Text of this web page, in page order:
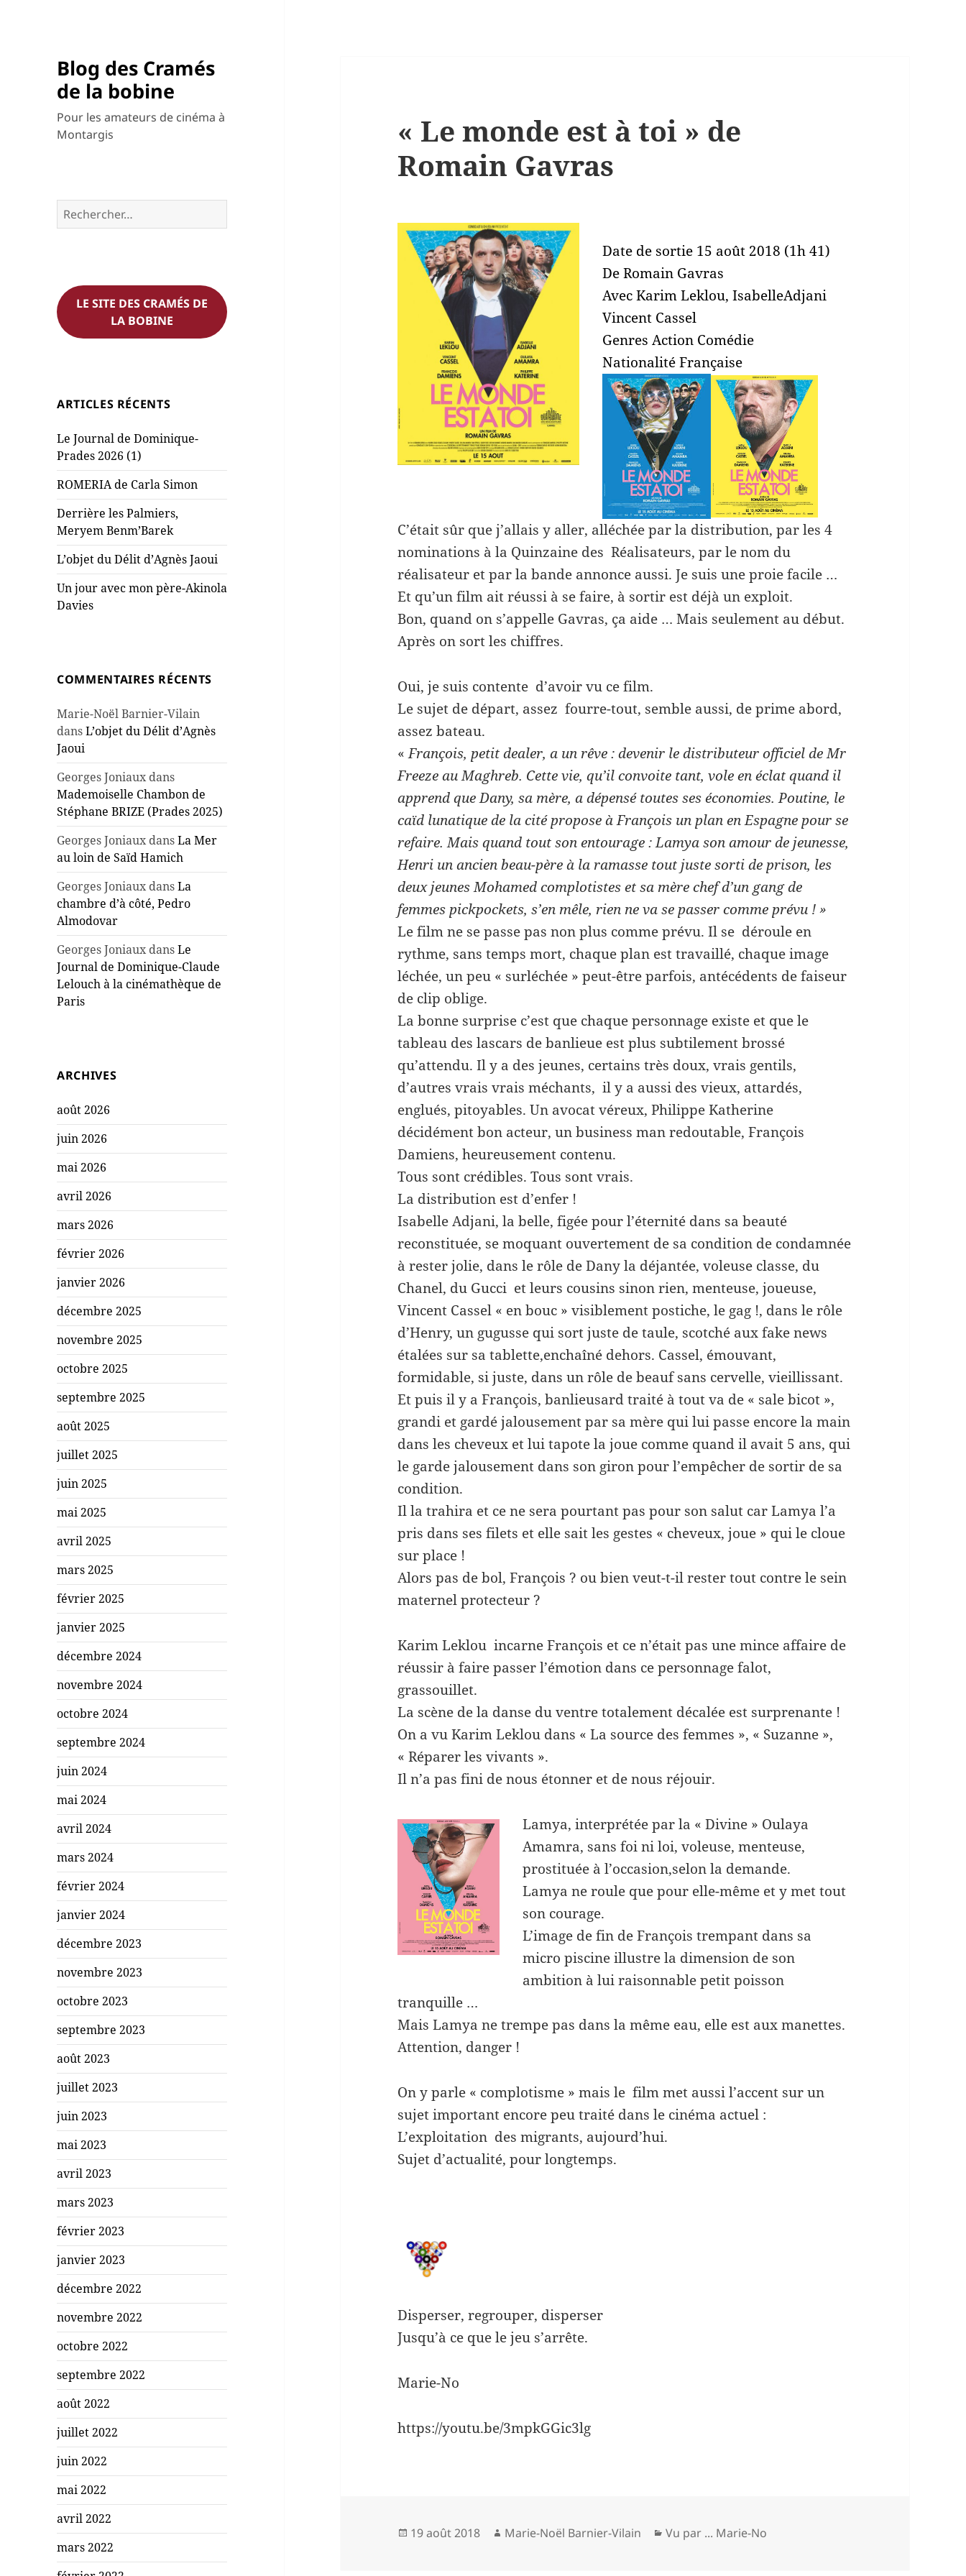
Blog des Cramés
de la bobine
Pour les amateurs de cinéma à
Montargis
Rechercher :
LE SITE DES CRAMÉS DE
LA BOBINE
ARTICLES RÉCENTS
Le Journal de Dominique-
Prades 2026 (1)
ROMERIA de Carla Simon
Derrière les Palmiers,
Meryem Benm’Barek
L’objet du Délit d’Agnès Jaoui
Un jour avec mon père-Akinola
Davies
COMMENTAIRES RÉCENTS
Marie-Noël Barnier-Vilain
dansL’objet du Délit d’Agnès
Jaoui
Georges Joniaux dans
Mademoiselle Chambon de
Stéphane BRIZE (Prades 2025)
Georges Joniaux dansLa Mer
au loin de Saïd Hamich
Georges Joniaux dansLa
chambre d’à côté, Pedro
Almodovar
Georges Joniaux dansLe
Journal de Dominique-Claude
Lelouch à la cinémathèque de
Paris
ARCHIVES
août 2026
juin 2026
mai 2026
avril 2026
mars 2026
février 2026
janvier 2026
décembre 2025
novembre 2025
octobre 2025
septembre 2025
août 2025
juillet 2025
juin 2025
mai 2025
avril 2025
mars 2025
février 2025
janvier 2025
décembre 2024
novembre 2024
octobre 2024
septembre 2024
juin 2024
mai 2024
avril 2024
mars 2024
février 2024
janvier 2024
décembre 2023
novembre 2023
octobre 2023
septembre 2023
août 2023
juillet 2023
juin 2023
mai 2023
avril 2023
mars 2023
février 2023
janvier 2023
décembre 2022
novembre 2022
octobre 2022
septembre 2022
août 2022
juillet 2022
juin 2022
mai 2022
avril 2022
mars 2022
« Le monde est à toi » de
Romain Gavras
Date de sortie 15 août 2018 (1h 41)
DeRomain Gavras
AvecKarim Leklou, IsabelleAdjani
Vincent Cassel
Genres Action Comédie
Nationalité Française
C’était sûr que j’allais y aller, alléchée par la distribution, par les 4
nominations à la Quinzaine des Réalisateurs, par le nom du
réalisateur et par la bande annonce aussi. Je suis une proie facile …
Et qu’un film ait réussi à se faire, à sortir est déjà un exploit.
Bon, quand on s’appelle Gavras, ça aide … Mais seulement au début.
Après on sort les chiffres.
Oui, je suis contente d’avoir vu ce film.
Le sujet de départ, assez fourre-tout, semble aussi, de prime abord,
assez bateau.
«François, petit dealer, a un rêve : devenir le distributeur officiel de Mr
Freeze au Maghreb. Cette vie, qu’il convoite tant, vole en éclat quand il
apprend que Dany, sa mère, a dépensé toutes ses économies. Poutine, le
caïd lunatique de la cité propose à François un plan en Espagne pour se
refaire. Mais quand tout son entourage : Lamya son amour de jeunesse,
Henri un ancien beau-père à la ramasse tout juste sorti de prison, les
deux jeunes Mohamed complotistes et sa mère chef d’un gang de
femmes pickpockets, s’en mêle, rien ne va se passer comme prévu ! »
Le film ne se passe pas non plus comme prévu. Il se déroule en
rythme, sans temps mort, chaque plan est travaillé, chaque image
léchée, un peu « surléchée » peut-être parfois, antécédents de faiseur
de clip oblige.
La bonne surprise c’est que chaque personnage existe et que le
tableau des lascars de banlieue est plus subtilement brossé
qu’attendu. Il y a des jeunes, certains très doux, vrais gentils,
d’autres vrais vrais méchants, il y a aussi des vieux, attardés,
englués, pitoyables. Un avocat véreux, Philippe Katherine
décidément bon acteur, un business man redoutable, François
Damiens, heureusement contenu.
Tous sont crédibles. Tous sont vrais.
La distribution est d’enfer !
Isabelle Adjani, la belle, figée pour l’éternité dans sa beauté
reconstituée, se moquant ouvertement de sa condition de condamnée
à rester jolie, dans le rôle de Dany la déjantée, voleuse classe, du
Chanel, du Gucci et leurs cousins sinon rien, menteuse, joueuse,
Vincent Cassel « en bouc » visiblement postiche, le gag !, dans le rôle
d’Henry, un gugusse qui sort juste de taule, scotché aux fake news
étalées sur sa tablette,enchaîné dehors. Cassel, émouvant,
formidable, si juste, dans un rôle de beauf sans cervelle, vieillissant.
Et puis il y a François, banlieusard traité à tout va de « sale bicot »,
grandi et gardé jalousement par sa mère qui lui passe encore la main
dans les cheveux et lui tapote la joue comme quand il avait 5 ans, qui
le garde jalousement dans son giron pour l’empêcher de sortir de sa
condition.
Il la trahira et ce ne sera pourtant pas pour son salut car Lamya l’a
pris dans ses filets et elle sait les gestes « cheveux, joue » qui le cloue
sur place !
Alors pas de bol, François ? ou bien veut-t-il rester tout contre le sein
maternel protecteur ?
Karim Leklou incarne François et ce n’était pas une mince affaire de
réussir à faire passer l’émotion dans ce personnage falot,
grassouillet.
La scène de la danse du ventre totalement décalée est surprenante !
On a vu Karim Leklou dans « La source des femmes », « Suzanne »,
« Réparer les vivants ».
Il n’a pas fini de nous étonner et de nous réjouir.
Lamya, interprétée par la « Divine » Oulaya
Amamra, sans foi ni loi, voleuse, menteuse,
prostituée à l’occasion,selon la demande.
Lamya ne roule que pour elle-même et y met tout
son courage.
L’image de fin de François trempant dans sa
micro piscine illustre la dimension de son
ambition à lui raisonnable petit poisson
tranquille …
Mais Lamya ne trempe pas dans la même eau, elle est aux manettes.
Attention, danger !
On y parle « complotisme » mais le film met aussi l’accent sur un
sujet important encore peu traité dans le cinéma actuel :
L’exploitation des migrants, aujourd’hui.
Sujet d’actualité, pour longtemps.
Disperser, regrouper, disperser
Jusqu’à ce que le jeu s’arrête.
Marie-No
https://youtu.be/3mpkGGic3lg
Publié
19 août 2018 Auteur
Marie-Noël Barnier-Vilain Catégories
Vu par ... Marie-No